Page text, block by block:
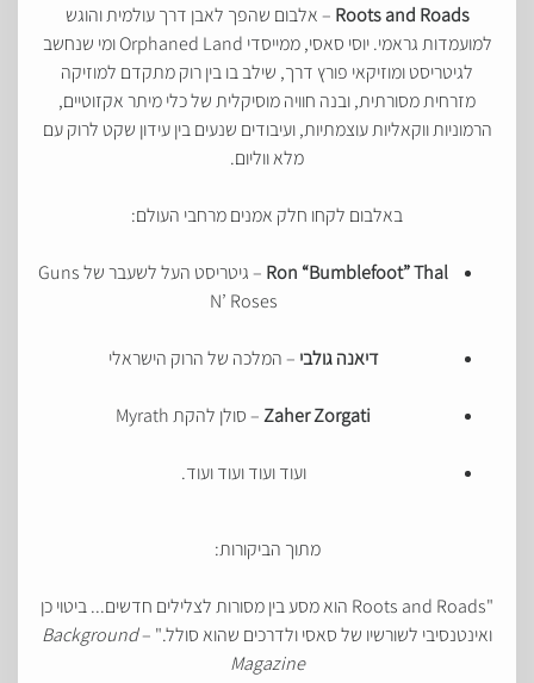
Roots and Roads – אלבום שהפך לאבן דרך עולמית והוגש
למועמדות גראמי. יוסי סאסי, ממייסדי Orphaned Land ומי שנחשב
לגיטריסט ומוזיקאי פורץ דרך, שילב בו בין רוק מתקדם למוזיקה
מזרחית מסורתית, ובנה חוויה מוסיקלית של כלי מיתר אקזוטיים,
הרמוניות ווקאליות עוצמתיות, ועיבודים שנעים בין עידון שקט לרוק עם
מלא ווליום.
באלבום לקחו חלק אמנים מרחבי העולם:
Ron “Bumblefoot” Thal
– גיטריסט העל לשעבר של Guns
N’ Roses
דיאנה גולבי – המלכה של הרוק הישראלי
Zaher Zorgati– סולן להקת Myrath
ועוד ועוד ועוד ועוד.
מתוך הביקורות:
"Roots and Roads הוא מסע בין מסורות לצלילים חדשים... ביטוי כן
ואינטנסיבי לשורשיו של סאסי ולדרכים שהוא סולל." –Background
Magazine